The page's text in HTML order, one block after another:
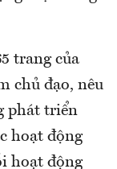
trang của
chủ đạo, nêu
phát triển
hoạt động
hoạt động